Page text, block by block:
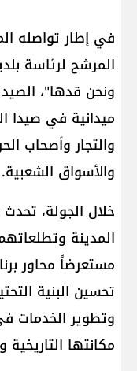
في إطار تواصله
المرشح لرئاسة
ونحن قدها"،
ميدانية في صيدا
والتجار وأصحاب
والأسواق الشعبية.
خلال الجولة،
المدينة
مستعرضاً محاور
تحسين البنية
وتطوير الخدمات
مكانتها التاريخية